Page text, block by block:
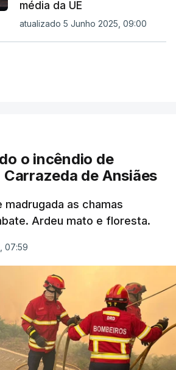
média da UE
atualizado 5 Junho 2025, 09:00
o incêndio de
Carrazeda de Ansiães
madrugada as chamas
Ardeu mato e floresta.
07:59